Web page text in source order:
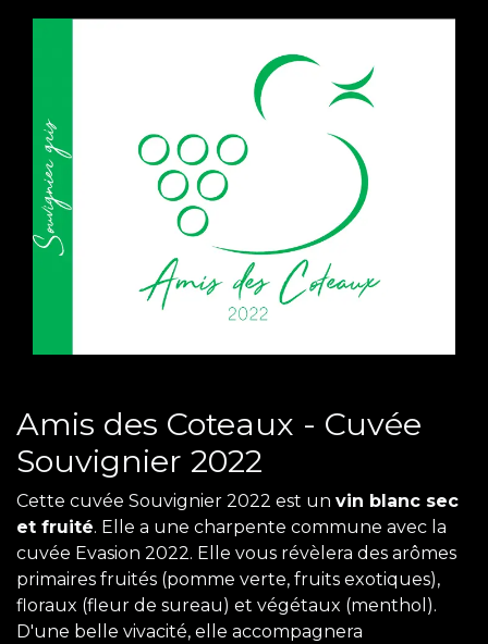
Amis des Coteaux - Cuvée
Souvignier 2022
Cette cuvée Souvignier 2022 est un vin blanc sec
et fruité. Elle a une charpente commune avec la
cuvée Evasion 2022. Elle vous révèlera des arômes
primaires fruités (pomme verte, fruits exotiques),
floraux (fleur de sureau) et végétaux (menthol).
D'une belle vivacité, elle accompagnera